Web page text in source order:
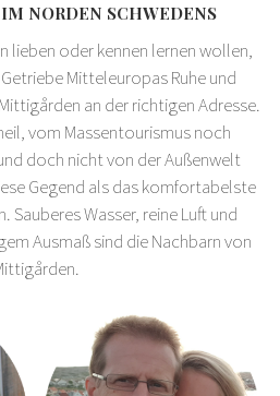
NORDEN SCHWEDENS
lieben oder kennen lernen wollen,
Mitteleuropas Ruhe und
an der richtigen Adresse.
vom Massentourismus noch
doch nicht von der Außenwelt
Gegend als das komfortabelste
Sauberes Wasser, reine Luft und
Ausmaß sind die Nachbarn von